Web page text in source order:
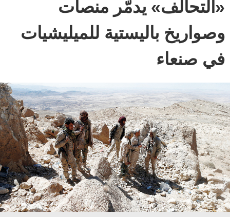
«التحالف» يدمّر منصات
وصواريخ باليستية للميليشيات
في صنعاء